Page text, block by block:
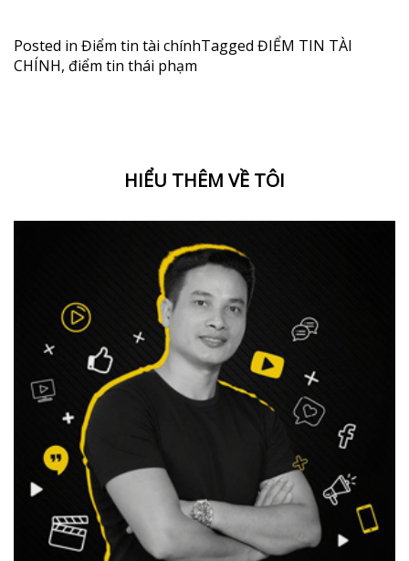
Posted in Điểm tin tài chínhTagged ĐIỂM TIN TÀI
CHÍNH, điểm tin thái phạm
HIỂU THÊM VỀ TÔI